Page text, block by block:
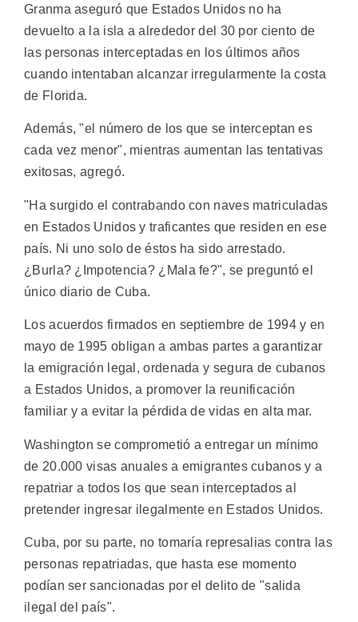
Granma aseguró que Estados Unidos no ha
devuelto a la isla a alrededor del 30 por ciento de
las personas interceptadas en los últimos años
cuando intentaban alcanzar irregularmente la costa
de Florida.
Además, "el número de los que se interceptan es
cada vez menor", mientras aumentan las tentativas
exitosas, agregó.
"Ha surgido el contrabando con naves matriculadas
en Estados Unidos y traficantes que residen en ese
país. Ni uno solo de éstos ha sido arrestado.
¿Burla? ¿Impotencia? ¿Mala fe?", se preguntó el
único diario de Cuba.
Los acuerdos firmados en septiembre de 1994 y en
mayo de 1995 obligan a ambas partes a garantizar
la emigración legal, ordenada y segura de cubanos
a Estados Unidos, a promover la reunificación
familiar y a evitar la pérdida de vidas en alta mar.
Washington se comprometió a entregar un mínimo
de 20.000 visas anuales a emigrantes cubanos y a
repatriar a todos los que sean interceptados al
pretender ingresar ilegalmente en Estados Unidos.
Cuba, por su parte, no tomaría represalias contra las
personas repatriadas, que hasta ese momento
podían ser sancionadas por el delito de "salida
ilegal del país".